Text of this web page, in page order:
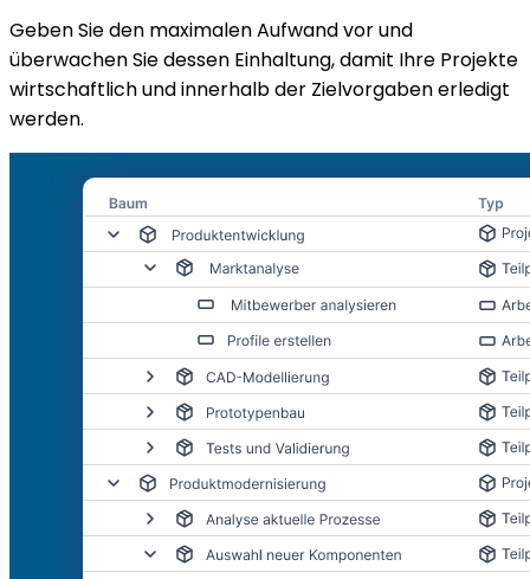
Geben Sie den maximalen Aufwand vor und
überwachen Sie dessen Einhaltung, damit Ihre Projekte
wirtschaftlich und innerhalb der Zielvorgaben erledigt
werden.